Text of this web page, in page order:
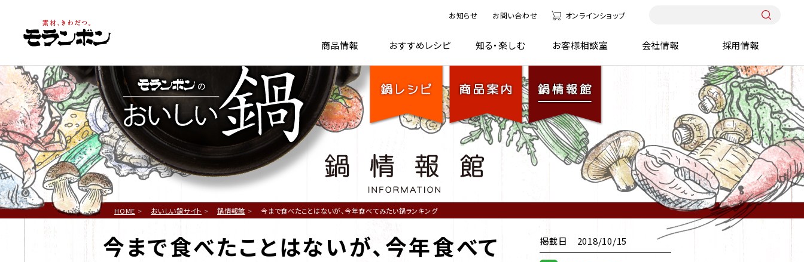
お知らせ お問い合わせ オンラインショップ
商品情報 おすすめレシピ 知る・楽しむ お客様相談室 会社情報 採用情報
商品案内 鍋情報館
HOME おいしい鍋サイト 鍋情報館 今まで食べたことはないが、今年食べてみたい鍋ランキング
今まで食べたことはないが、今年食べて
掲載日 2018/10/15